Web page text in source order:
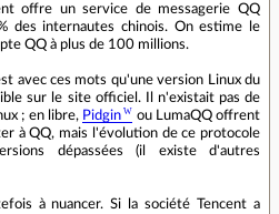
offre un service de messagerie QQ
des internautes chinois. On estime le
QQ à plus de 100 millions.
avec ces mots qu'une version Linux du
sur le site officiel. Il n'existait pas de
; en libre, Pidgin
ou LumaQQ offrent
à QQ, mais l'évolution de ce protocole
dépassées (il existe d'autres
à nuancer. Si la société Tencent a